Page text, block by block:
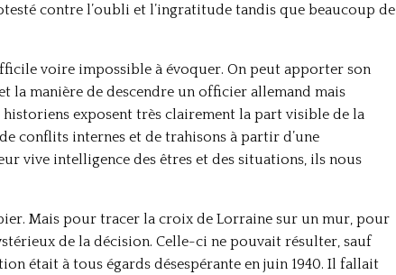
contre l’oubli et l’ingratitude tandis que beaucoup de
voire impossible à évoquer. On peut apporter son
la manière de descendre un officier allemand mais
exposent très clairement la part visible de la
conflits internes et de trahisons à partir d’une
vive intelligence des êtres et des situations, ils nous
Mais pour tracer la croix de Lorraine sur un mur, pour
de la décision. Celle-ci ne pouvait résulter, sauf
était à tous égards désespérante en juin 1940. Il fallait